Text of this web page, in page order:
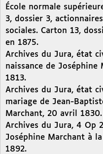
École normale
3, dossier 3,
sociales. Carton 13,
en 1875.
Archives du Jura, état
naissance de
1813.
Archives du Jura, état
mariage de Jean-
Marchant, 20 avril 1830.
Archives du Jura, 4 Op
Joséphine Marchant à
1892.